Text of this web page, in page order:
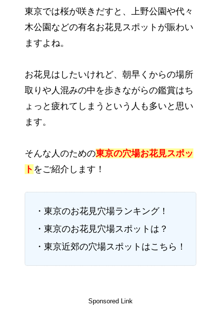
東京では桜が咲きだすと、上野公園や代々
木公園などの有名お花見スポットが賑わい
ますよね。
お花見はしたいけれど、朝早くからの場所
取りや人混みの中を歩きながらの鑑賞はち
ょっと疲れてしまうという人も多いと思い
ます。
そんな人のための東京の穴場お花見スポッ
ト をご紹介します！
・東京のお花見穴場ランキング！
・東京のお花見穴場スポットは？
・東京近郊の穴場スポットはこちら！
Sponsored Link